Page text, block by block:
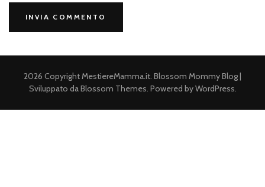
2026 CopyrightMestiereMamma.it. Blossom Mommy Blog |
Sviluppato daBlossom Themes. Powered byWordPress.